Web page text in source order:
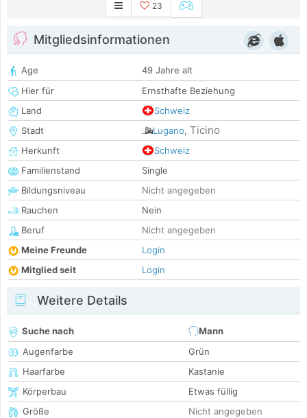
23
Mitgliedsinformationen
Age
49 Jahre alt
Hier für
Ernsthafte Beziehung
Land
Schweiz
Stadt
Lugano, Ticino
Herkunft
Schweiz
Familienstand
Single
Bildungsniveau
Nicht angegeben
Rauchen
Nein
Beruf
Nicht angegeben
Meine Freunde
Login
Mitglied seit
Login
Weitere Details
Suche nach
Mann
Augenfarbe
Grün
Haarfarbe
Kastanie
Körperbau
Etwas füllig
Größe
Nicht angegeben